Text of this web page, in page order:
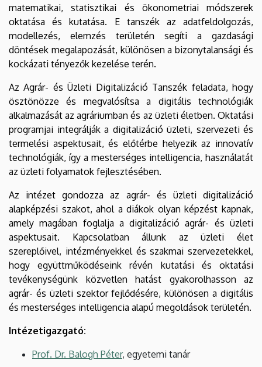
matematikai, statisztikai és ökonometriai módszerek
oktatása és kutatása. E tanszék az adatfeldolgozás,
modellezés, elemzés területén segíti a gazdasági
döntések megalapozását, különösen a bizonytalansági és
kockázati tényezők kezelése terén.
Az Agrár- és Üzleti Digitalizáció Tanszék feladata, hogy
ösztönözze és megvalósítsa a digitális technológiák
alkalmazását az agráriumban és az üzleti életben. Oktatási
programjai integrálják a digitalizáció üzleti, szervezeti és
termelési aspektusait, és előtérbe helyezik az innovatív
technológiák, így a mesterséges intelligencia, használatát
az üzleti folyamatok fejlesztésében.
Az intézet gondozza az agrár- és üzleti digitalizáció
alapképzési szakot, ahol a diákok olyan képzést kapnak,
amely magában foglalja a digitalizáció agrár- és üzleti
aspektusait. Kapcsolatban állunk az üzleti élet
szereplőivel, intézményekkel és szakmai szervezetekkel,
hogy együttműködéseink révén kutatási és oktatási
tevékenységünk közvetlen hatást gyakorolhasson az
agrár- és üzleti szektor fejlődésére, különösen a digitális
és mesterséges intelligencia alapú megoldások területén.
Intézetigazgató:
Prof. Dr. Balogh Péter, egyetemi tanár